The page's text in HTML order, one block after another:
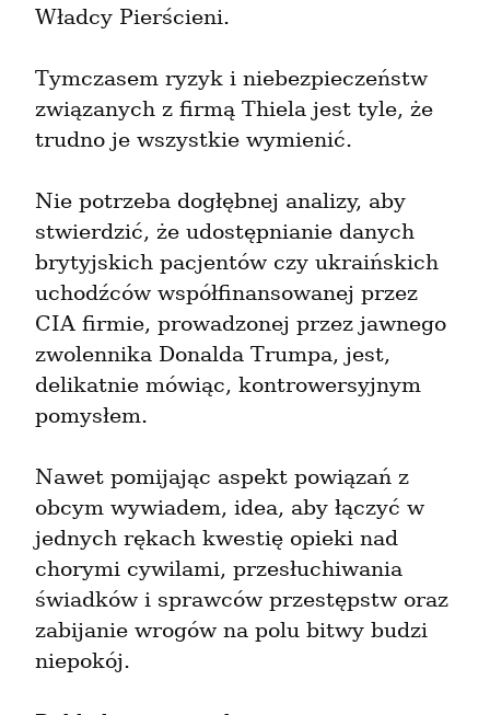
Władcy Pierścieni.
Tymczasem ryzyk i niebezpieczeństw
związanych z firmą Thiela jest tyle, że
trudno je wszystkie wymienić.
Nie potrzeba dogłębnej analizy, aby
stwierdzić, że udostępnianie danych
brytyjskich pacjentów czy ukraińskich
uchodźców współfinansowanej przez
CIA firmie, prowadzonej przez jawnego
zwolennika Donalda Trumpa, jest,
delikatnie mówiąc, kontrowersyjnym
pomysłem.
Nawet pomijając aspekt powiązań z
obcym wywiadem, idea, aby łączyć w
jednych rękach kwestię opieki nad
chorymi cywilami, przesłuchiwania
świadków i sprawców przestępstw oraz
zabijanie wrogów na polu bitwy budzi
niepokój.